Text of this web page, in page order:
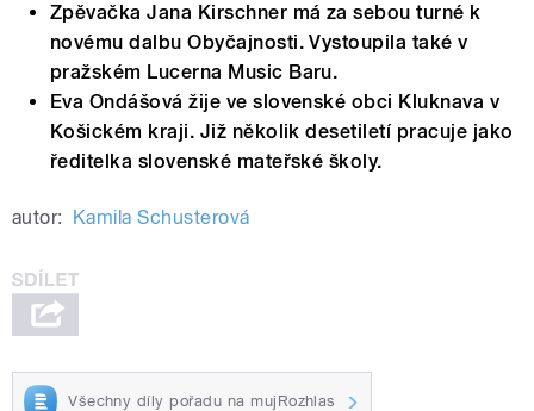
Zpěvačka Jana Kirschner má za sebou turné k
novému dalbu Obyčajnosti. Vystoupila také v
pražském Lucerna Music Baru.
Eva Ondášová žije ve slovenské obci Kluknava v
Košickém kraji. Již několik desetiletí pracuje jako
ředitelka slovenské mateřské školy.
autor: Kamila Schusterová
Všechny díly pořadu na mujRozhlas